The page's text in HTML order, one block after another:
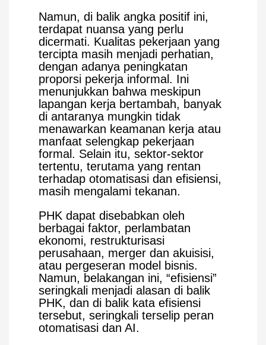
Namun, di balik angka positif ini,
terdapat nuansa yang perlu
dicermati. Kualitas pekerjaan yang
tercipta masih menjadi perhatian,
dengan adanya peningkatan
proporsi pekerja informal. Ini
menunjukkan bahwa meskipun
lapangan kerja bertambah, banyak
di antaranya mungkin tidak
menawarkan keamanan kerja atau
manfaat selengkap pekerjaan
formal. Selain itu, sektor-sektor
tertentu, terutama yang rentan
terhadap otomatisasi dan efisiensi,
masih mengalami tekanan.
PHK dapat disebabkan oleh
berbagai faktor, perlambatan
ekonomi, restrukturisasi
perusahaan, merger dan akuisisi,
atau pergeseran model bisnis.
Namun, belakangan ini, “efisiensi”
seringkali menjadi alasan di balik
PHK, dan di balik kata efisiensi
tersebut, seringkali terselip peran
otomatisasi dan AI.